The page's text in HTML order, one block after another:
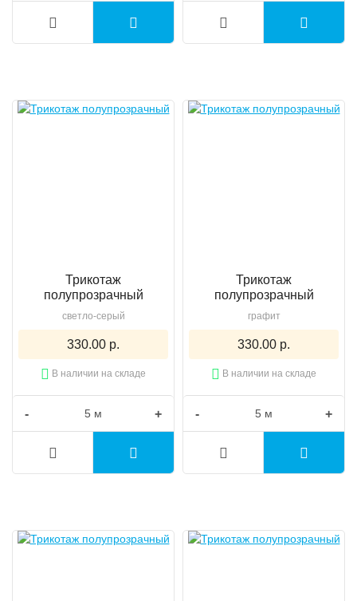
Трикотаж
полупрозрачный
светло-серый
330.00 р.
В наличии на складе
- +
Трикотаж
полупрозрачный
графит
330.00 р.
В наличии на складе
- +